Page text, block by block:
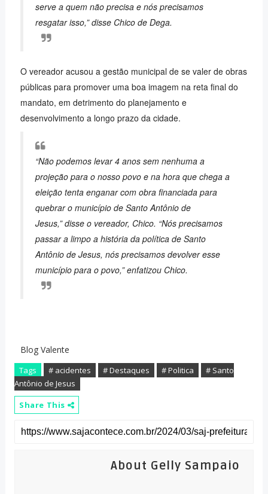
serve a quem não precisa e nós precisamos
resgatar isso,”disse Chico de Dega.
O vereador acusou a gestão municipal de se valer de obras
públicas para promover uma boa imagem na reta final do
mandato, em detrimento do planejamento e
desenvolvimento a longo prazo da cidade.
“Não podemos levar 4 anos sem nenhuma a
projeção para o nosso povo e na hora que chega a
eleição tenta enganar com obra financiada para
quebrar o município de Santo Antônio de
Jesus,”disse o vereador, Chico. “Nós precisamos
passar a limpo a história da política de Santo
Antônio de Jesus, nós precisamos devolver esse
município para o povo,” enfatizou Chico.
Blog Valente
Tags # acidentes # Destaques # Politica
# Santo
Antônio de Jesus
Share This
About Gelly Sampaio